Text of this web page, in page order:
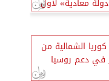
معادية» لأول
مرة
الشمالية من
في دعم روسيا